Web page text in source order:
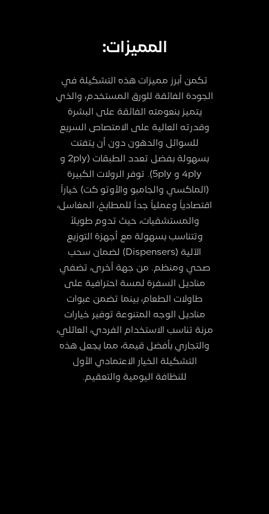
المميزات:
تكمن أبرز مميزات هذه التشكيلة في
الجودة الفائقة للورق المستخدم، والذي
يتميز بنعومته الفائقة على البشرة
وقدرته العالية على الامتصاص السريع
للسوائل والدهون دون أن يتفتت
بسهولة بفضل تعدد الطبقات (2ply و
4ply و 5ply). توفر الرولات الكبيرة
(الماكسي والجامبو والأوتو كت) خياراً
اقتصادياً وعملياً جداً للمطابخ، المغاسل،
والمستشفيات، حيث تدوم طويلاً
وتتناسب بسهولة مع أجهزة التوزيع
الآلية (Dispensers) لضمان سحب
صحي ومنظم. من جهة أخرى، تضفي
مناديل السفرة لمسة احترافية على
طاولات الطعام، بينما تضمن عبوات
مناديل الوجه المتنوعة توفير خيارات
مرنة تناسب الاستخدام الفردي، العائلي،
والتجاري بأفضل قيمة، مما يجعل هذه
التشكيلة الخيار الاعتمادي الأول
للنظافة اليومية والتعقيم.